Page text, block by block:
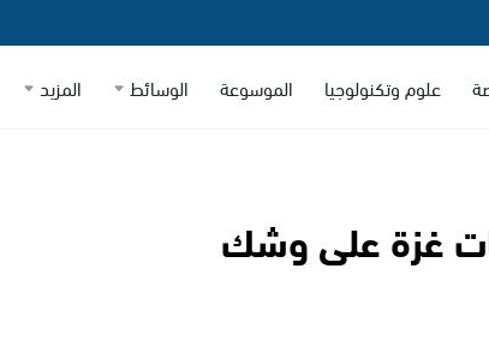
علوم وتكنولوجيا الموسوعة الوسائط المزيد
غزة على وشك